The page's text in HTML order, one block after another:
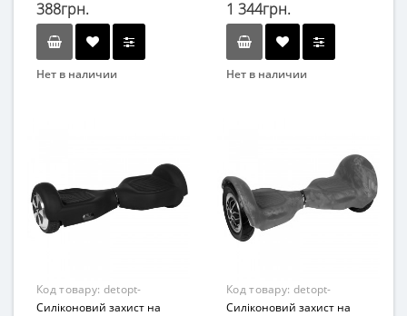
388грн.
Нет в наличии
1 344грн.
Нет в наличии
Код товару: detopt-
876303
Силіконовий захист на
Код товару: detopt-
876310
Силіконовий захист на